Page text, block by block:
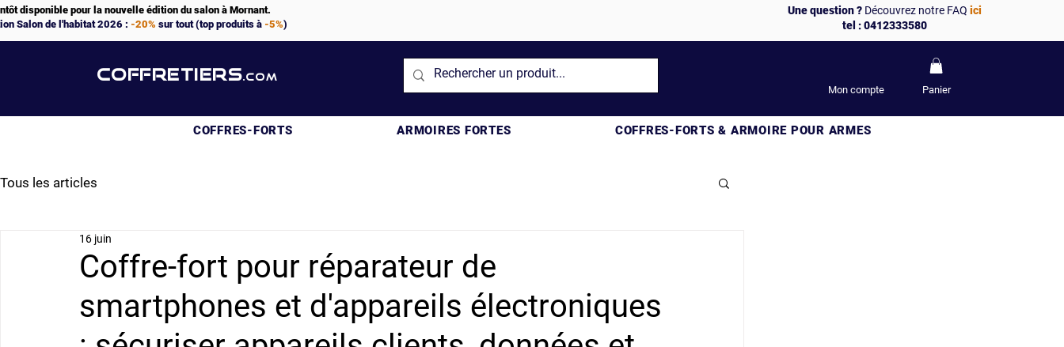
disponible pour la nouvelle édition du salon à Mornant.
Salon de l'habitat 2026 : -20% sur tout (top produits à -5%)
Une question ? Découvrez notre FAQici
tel : 0412333580
COFFRETIERS.COM
Mon compte Panier
COFFRES-FORTS ARMOIRES FORTES COFFRES-FORTS & ARMOIRE POUR ARMES
Tous les articles
Coffre-fort pour réparateur de
smartphones et d'appareils électroniques
16 juin